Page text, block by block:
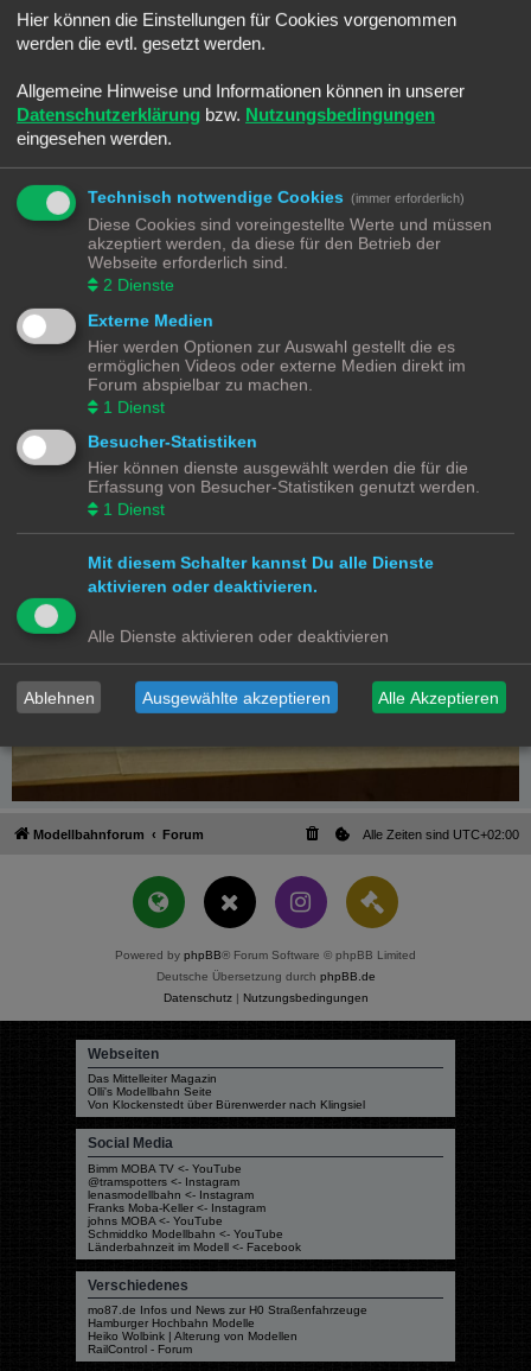
zu haben.
Modellbahnforum Forum Alle Zeiten sind UTC+02:00
Powered by phpBB® Forum Software © phpBB Limited
Deutsche Übersetzung durch phpBB.de
Datenschutz| Nutzungsbedingungen
Webseiten
Das Mittelleiter Magazin
Olli's Modellbahn Seite
Von Klockenstedt über Bürenwerder nach Klingsiel
Social Media
Bimm MOBA TV <- YouTube
@tramspotters <- Instagram
lenasmodellbahn <- Instagram
Franks Moba-Keller <- Instagram
johns MOBA <- YouTube
Schmiddko Modellbahn <- YouTube
Länderbahnzeit im Modell <- Facebook
Verschiedenes
mo87.de Infos und News zur H0 Straßenfahrzeuge
Hamburger Hochbahn Modelle
Heiko Wolbink | Alterung von Modellen
RailControl - Forum
Hier können die Einstellungen für Cookies vorgenommen
werden die evtl. gesetzt werden.
Allgemeine Hinweise und Informationen können in unserer
Datenschutzerklärung bzw. Nutzungsbedingungen
eingesehen werden.
Technisch notwendige Cookies (immer erforderlich)
Diese Cookies sind voreingestellte Werte und müssen
akzeptiert werden, da diese für den Betrieb der
Webseite erforderlich sind.
2 Dienste
Externe Medien
Hier werden Optionen zur Auswahl gestellt die es
ermöglichen Videos oder externe Medien direkt im
Forum abspielbar zu machen.
1 Dienst
Besucher-Statistiken
Hier können dienste ausgewählt werden die für die
Erfassung von Besucher-Statistiken genutzt werden.
1 Dienst
Mit diesem Schalter kannst Du alle Dienste
aktivieren oder deaktivieren.
Alle Dienste aktivieren oder deaktivieren
Ablehnen Ausgewählte akzeptieren Alle Akzeptieren